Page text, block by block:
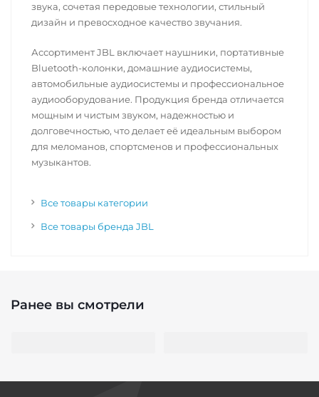
звука, сочетая передовые технологии, стильный
дизайн и превосходное качество звучания.
Ассортимент JBL включает наушники, портативные
Bluetooth-колонки, домашние аудиосистемы,
автомобильные аудиосистемы и профессиональное
аудиооборудование. Продукция бренда отличается
мощным и чистым звуком, надежностью и
долговечностью, что делает её идеальным выбором
для меломанов, спортсменов и профессиональных
музыкантов.
Все товары категории
Все товары бренда JBL
Ранее вы смотрели